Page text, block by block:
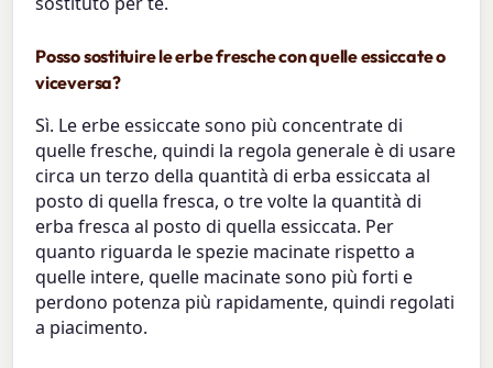
Posso sostituire le erbe fresche con quelle essiccate o
viceversa?
Sì. Le erbe essiccate sono più concentrate di
quelle fresche, quindi la regola generale è di usare
circa un terzo della quantità di erba essiccata al
posto di quella fresca, o tre volte la quantità di
erba fresca al posto di quella essiccata. Per
quanto riguarda le spezie macinate rispetto a
quelle intere, quelle macinate sono più forti e
perdono potenza più rapidamente, quindi regolati
a piacimento.